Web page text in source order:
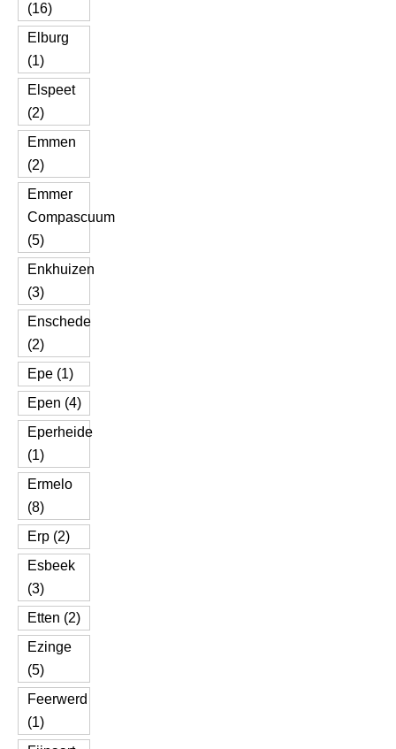
(16)
Elburg
(1)
Elspeet
(2)
Emmen
(2)
Emmer
Compascuum
(5)
Enkhuizen
(3)
Enschede
(2)
Epe (1)
Epen (4)
Eperheide
(1)
Ermelo
(8)
Erp (2)
Esbeek
(3)
Etten (2)
Ezinge
(5)
Feerwerd
(1)